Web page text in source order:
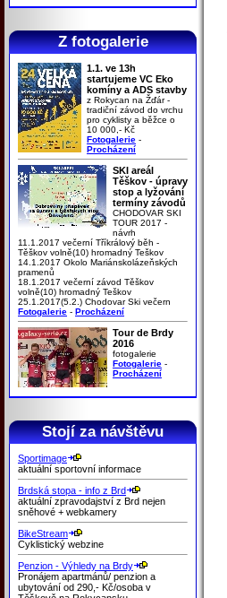
Z fotogalerie
1.1. ve 13h
startujeme VC Eko
komíny a ADS stavby
z Rokycan na Žďár -
tradiční závod do vrchu
pro cyklisty a běžce o
10 000,- Kč
Fotogalerie -
Procházení
SKI areál
Těškov - úpravy
stop a lyžování
termíny závodů
CHODOVAR SKI
TOUR 2017 -
návrh
11.1.2017 večerní Tříkrálový běh -
Těškov volně(10) hromadný Teškov
14.1.2017 Okolo Mariánskolázeňských
pramenů
18.1.2017 večerní závod Těškov
volně(10) hromadný Teškov
25.1.2017(5.2.) Chodovar Ski večern
Fotogalerie - Procházení
Tour de Brdy
2016
fotogalerie
Fotogalerie -
Procházení
Stojí za návštěvu
Sportimage
aktuální sportovní informace
Brdská stopa - info z Brd
aktuální zpravodajství z Brd nejen
sněhové + webkamery
BikeStream
Cyklistický webzine
Penzion - Výhledy na Brdy
Pronájem apartmánů/ penzion a
ubytování od 290,- Kč/osoba v